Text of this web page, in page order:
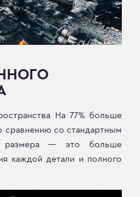
На 77% больше
сравнению со стандартным
размера — это больше
каждой детали и полного